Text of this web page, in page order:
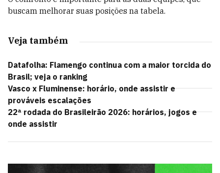
buscam melhorar suas posições na tabela.
Veja também
Datafolha: Flamengo continua com a maior torcida do
Brasil; veja o ranking
Vasco x Fluminense: horário, onde assistir e
prováveis escalações
22ª rodada do Brasileirão 2026: horários, jogos e
onde assistir